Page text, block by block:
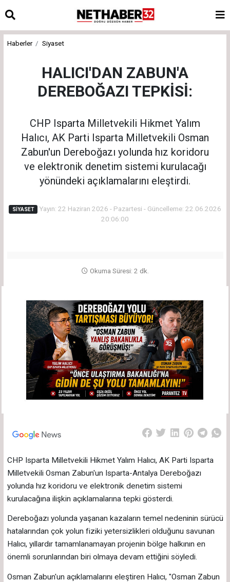
Haberler Siyaset
HALICI'DAN ZABUN'A
DEREBOĞAZI TEPKİSİ:
CHP Isparta Milletvekili Hikmet Yalım
Halıcı, AK Parti Isparta Milletvekili Osman
Zabun'un Dereboğazı yolunda hız koridoru
ve elektronik denetim sistemi kurulacağı
yönündeki açıklamalarını eleştirdi.
SIYASET
Yayın: 22 Haziran 2026 - Pazartesi - Güncelleme: 22.06.2026
20:06:00
Okuma Süresi: 2 dk.
CHP Isparta Milletvekili Hikmet Yalım Halıcı, AK Parti Isparta
Milletvekili Osman Zabun'un Isparta-Antalya Dereboğazı
yolunda hız koridoru ve elektronik denetim sistemi
kurulacağına ilişkin açıklamalarına tepki gösterdi.
Dereboğazı yolunda yaşanan kazaların temel nedeninin sürücü
hatalarından çok yolun fiziki yetersizlikleri olduğunu savunan
Halıcı, yıllardır tamamlanamayan projenin bölge halkının en
önemli sorunlarından biri olmaya devam ettiğini söyledi.
Osman Zabun'un açıklamalarını eleştiren Halıcı, "Osman Zabun